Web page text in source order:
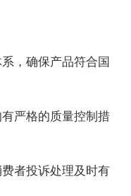
，确保产品符合国
严格的质量控制措
者投诉处理及时有